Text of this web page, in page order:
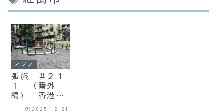
アジア
弧旅 ＃２１
１ （番外
編） 香港、
マカオ2025.12.21